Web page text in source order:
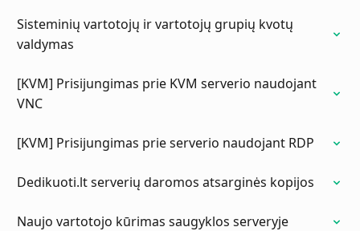
Sisteminių vartotojų ir vartotojų grupių kvotų
valdymas
[KVM] Prisijungimas prie KVM serverio naudojant
VNC
[KVM] Prisijungimas prie serverio naudojant RDP
Dedikuoti.lt serverių daromos atsarginės kopijos
Naujo vartotojo kūrimas saugyklos serveryje